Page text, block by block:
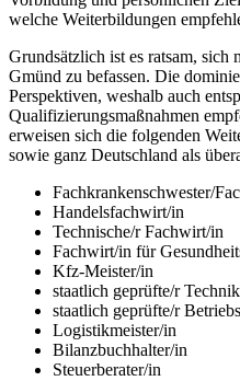
welche Weiterbildungen
Grundsätzlich ist es ratsam,
Gmünd zu befassen. Die
Perspektiven, weshalb auch
Qualifizierungsmaßnahmen
erweisen sich die folgenden
sowie ganz Deutschland als
Fachkrankenschwester/
Handelsfachwirt/in
Technische/r Fachwirt/in
Fachwirt/in für
Kfz-Meister/in
staatlich geprüfte/r
staatlich geprüfte/r
Logistikmeister/in
Bilanzbuchhalter/in
Steuerberater/in